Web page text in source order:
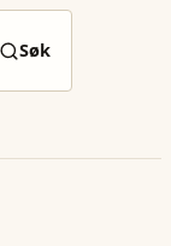
Søk